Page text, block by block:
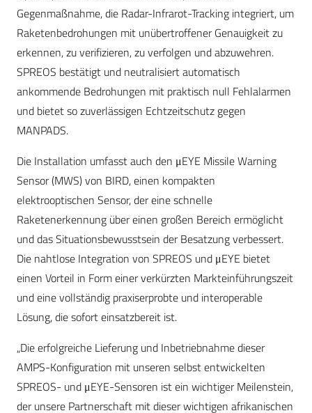
Gegenmaßnahme, die Radar-Infrarot-Tracking integriert, um
Raketenbedrohungen mit unübertroffener Genauigkeit zu
erkennen, zu verifizieren, zu verfolgen und abzuwehren.
SPREOS bestätigt und neutralisiert automatisch
ankommende Bedrohungen mit praktisch null Fehlalarmen
und bietet so zuverlässigen Echtzeitschutz gegen
MANPADS.
Die Installation umfasst auch den μEYE Missile Warning
Sensor (MWS) von BIRD, einen kompakten
elektrooptischen Sensor, der eine schnelle
Raketenerkennung über einen großen Bereich ermöglicht
und das Situationsbewusstsein der Besatzung verbessert.
Die nahtlose Integration von SPREOS und μEYE bietet
einen Vorteil in Form einer verkürzten Markteinführungszeit
und eine vollständig praxiserprobte und interoperable
Lösung, die sofort einsatzbereit ist.
„Die erfolgreiche Lieferung und Inbetriebnahme dieser
AMPS-Konfiguration mit unseren selbst entwickelten
SPREOS- und μEYE-Sensoren ist ein wichtiger Meilenstein,
der unsere Partnerschaft mit dieser wichtigen afrikanischen